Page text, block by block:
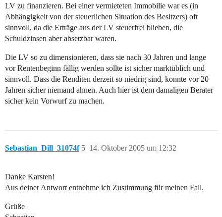
LV zu finanzieren. Bei einer vermieteten Immobilie war es (in
Abhängigkeit von der steuerlichen Situation des Besitzers) oft
sinnvoll, da die Erträge aus der LV steuerfrei blieben, die
Schuldzinsen aber absetzbar waren.
Die LV so zu dimensionieren, dass sie nach 30 Jahren und lange
vor Rentenbeginn fällig werden sollte ist sicher marktüblich und
sinnvoll. Dass die Renditen derzeit so niedrig sind, konnte vor 20
Jahren sicher niemand ahnen. Auch hier ist dem damaligen Berater
sicher kein Vorwurf zu machen.
Sebastian_Dill_31074f 14. Oktober 2005 um 12:32
5
Danke Karsten!
Aus deiner Antwort entnehme ich Zustimmung für meinen Fall.
Grüße